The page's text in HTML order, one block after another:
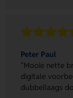
Peter Paul
"Mooie nette
digitale
dubbellaags